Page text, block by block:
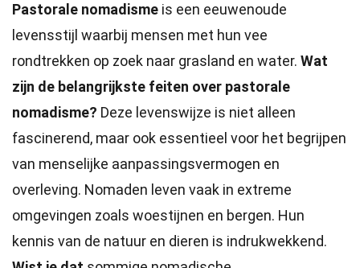
Pastorale nomadisme is een eeuwenoude
levensstijl waarbij mensen met hun vee
rondtrekken op zoek naar grasland en water. Wat
zijn de belangrijkste feiten over pastorale
nomadisme? Deze levenswijze is niet alleen
fascinerend, maar ook essentieel voor het begrijpen
van menselijke aanpassingsvermogen en
overleving. Nomaden leven vaak in extreme
omgevingen zoals woestijnen en bergen. Hun
kennis van de natuur en dieren is indrukwekkend.